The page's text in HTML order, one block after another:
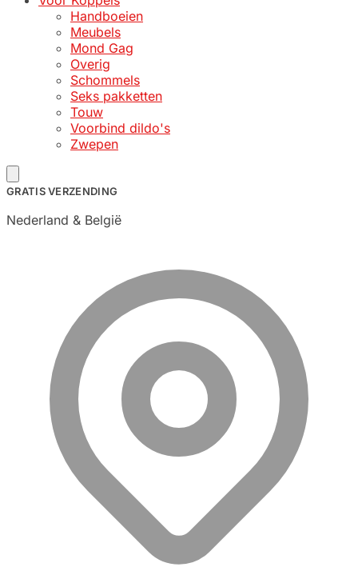
Handboeien
Meubels
Mond Gag
Overig
Schommels
Seks pakketten
Touw
Voorbind dildo's
Zwepen
GRATIS VERZENDING
Nederland & België